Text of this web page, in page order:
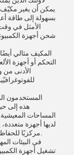
الأمثل في
شحن أجهزة
المكيف مثالي
التحكم أو أجهزة
الأدنى من
المستخدمون
المساحات المعيشية
لديها أجهزة
في البيئات